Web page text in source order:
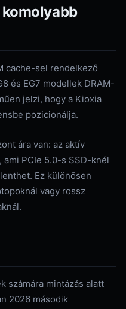
cache-sel rendelkező
és EG7 modellek DRAM-
jelzi, hogy a Kioxia
pozicionálja.
ára van: az aktív
ami PCIe 5.0-s SSD-knél
Ez különösen
vagy rossz
számára mintázás alatt
2026 második